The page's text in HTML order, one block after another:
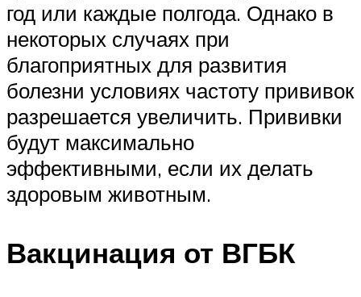
год или каждые полгода. Однако в
некоторых случаях при
благоприятных для развития
болезни условиях частоту прививок
разрешается увеличить. Прививки
будут максимально
эффективными, если их делать
здоровым животным.
Вакцинация от ВГБК